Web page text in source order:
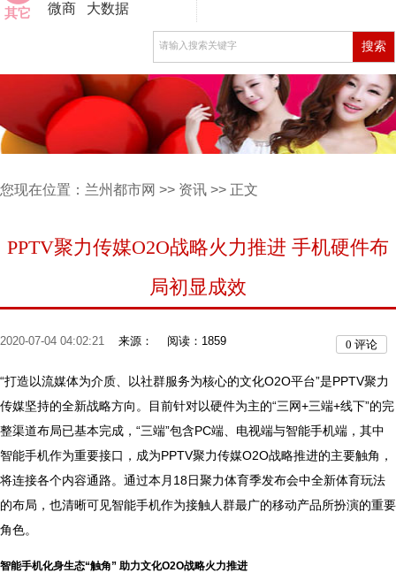
其它
微商
大数据
您现在位置： 兰州都市网 >> 资讯 >> 正文
PPTV聚力传媒O2O战略火力推进 手机硬件布
局初显成效
2020-07-04 04:02:21 来源： 阅读：1859 0 评论
“打造以流媒体为介质、以社群服务为核心的文化O2O平台”是PPTV聚力
传媒坚持的全新战略方向。目前针对以硬件为主的“三网+三端+线下”的完
整渠道布局已基本完成，“三端”包含PC端、电视端与智能手机端，其中
智能手机作为重要接口，成为PPTV聚力传媒O2O战略推进的主要触角，
将连接各个内容通路。通过本月18日聚力体育季发布会中全新体育玩法
的布局，也清晰可见智能手机作为接触人群最广的移动产品所扮演的重要
角色。
智能手机化身生态“触角” 助力文化O2O战略火力推进